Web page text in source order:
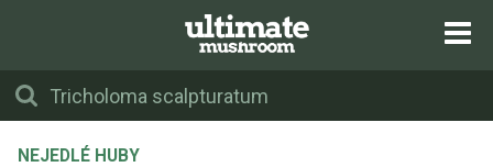
NEJEDLÉ HUBY